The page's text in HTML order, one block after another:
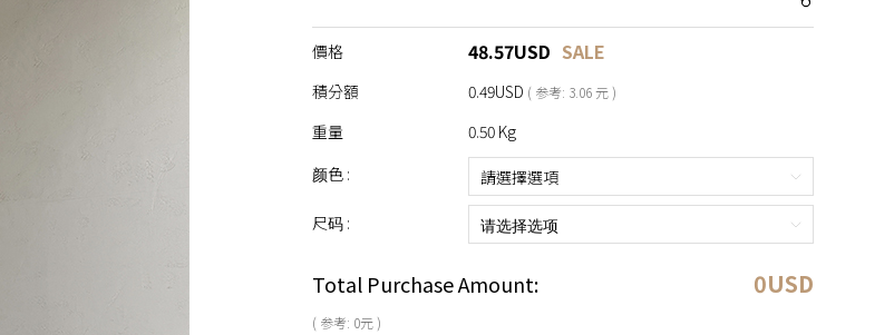
價格 48.57USD SALE
積分額 0.49USD ( 参考: 3.06 元 )
重量
0.50 Kg
颜色 :
尺码 :
Total Purchase Amount: 0USD
( 参考: 0元 )